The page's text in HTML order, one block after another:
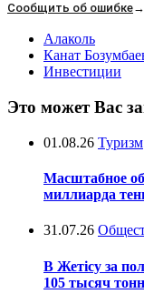
Сообщить об ошибке→
Алаколь
Канат
Инвестиции
Это может Вас
01.08.26 Туризм
Масштабное
миллиарда
31.07.26
В Жетісу за
105 тысяч